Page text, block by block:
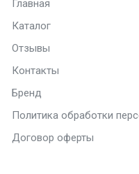
Главная
Каталог
Отзывы
Контакты
Бренд
Политика обработки
Договор оферты